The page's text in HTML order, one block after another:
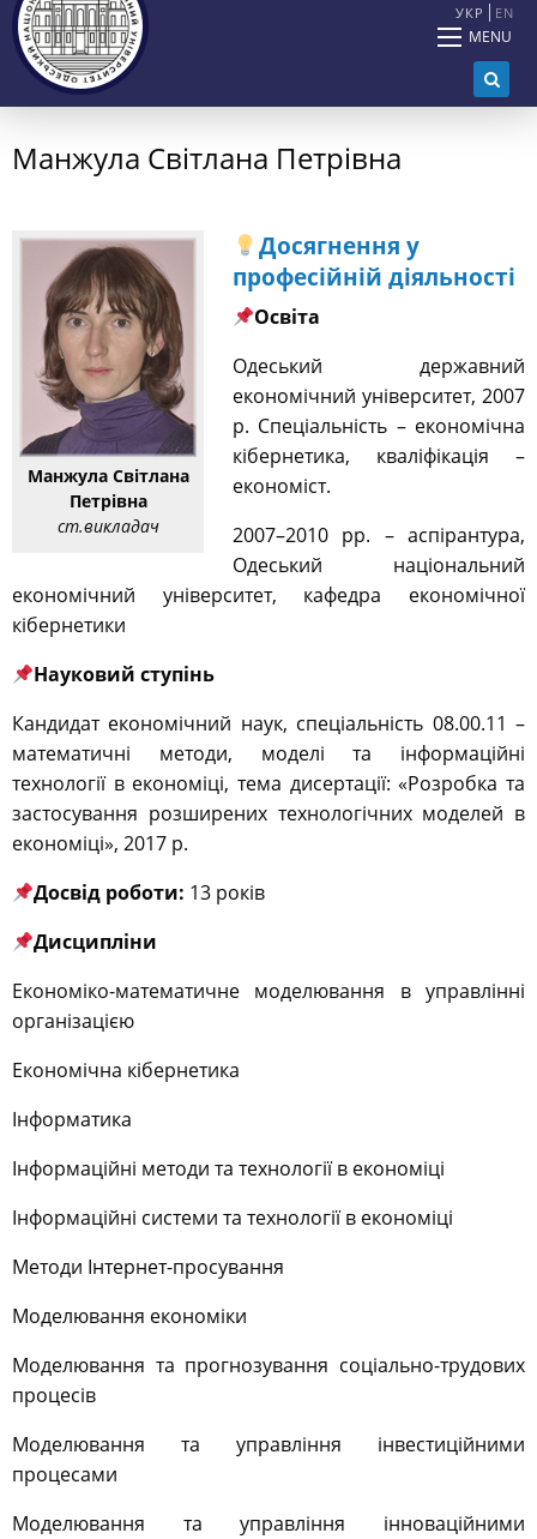
УКР EN
MENU
Манжула Світлана Петрівна
Манжула Світлана
Петрівна
ст.викладач
Досягнення у
професійній діяльності
Освіта
Одеський державний
економічний університет, 2007
р. Спеціальність – економічна
кібернетика, кваліфікація –
економіст.
2007–2010 рр. – аспірантура,
Одеський національний
економічний університет, кафедра економічної
кібернетики
Науковий ступінь
Кандидат економічний наук, спеціальність 08.00.11 –
математичні методи, моделі та інформаційні
технології в економіці, тема дисертації: «Розробка та
застосування розширених технологічних моделей в
економіці», 2017 р.
Досвід роботи: 13 років
Дисципліни
Економіко-математичне моделювання в управлінні
організацією
Економічна кібернетика
Інформатика
Інформаційні методи та технології в економіці
Інформаційні системи та технології в економіці
Методи Інтернет-просування
Моделювання економіки
Моделювання та прогнозування соціально-трудових
процесів
Моделювання та управління інвестиційними
процесами
Моделювання та управління інноваційними